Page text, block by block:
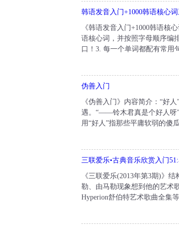
韩语发音入门+1000韩语核心
《韩语发音入门+1000韩语核
语核心词，并按照字母顺序编
口！3. 每一个单词都配有常用
伪善入门
《伪善入门》内容简介：“好
遇。“——铃木君真是个好人呀
用“好人”指那些平庸软弱的傻
三联爱乐•古典音乐欣赏入门
《三联爱乐(2013年第3期)》
勒、由马勒现象想到他的艺术
Hyperion舒伯特艺术歌曲全集